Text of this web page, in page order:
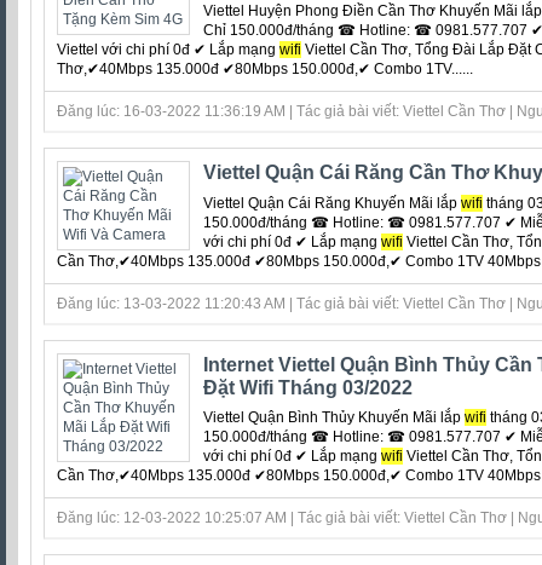
Viettel Huyện Phong Điền Cần Thơ Khuyến Mãi
Chỉ 150.000đ/tháng ☎ Hotline: ☎ 0981.577.707 ✔
Viettel với chi phí 0đ ‎✔ Lắp mạng wifi Viettel Cần Thơ, Tổng Đài Lắp Đặt
Thơ,✔40Mbps 135.000đ ✔80Mbps 150.000đ,✔ Combo 1TV......
Đăng lúc: 16-03-2022 11:36:19 AM | Tác giả bài viết: Viettel Cần Thơ |
Viettel Quận Cái Răng Cần Thơ
Viettel Quận Cái Răng Khuyến Mãi lắp wifi tháng
150.000đ/tháng ☎ Hotline: ☎ 0981.577.707 ✔
với chi phí 0đ ‎✔ Lắp mạng wifi Viettel Cần Thơ,
Cần Thơ,✔40Mbps 135.000đ ✔80Mbps 150.000đ,✔ Combo 1TV 40Mbps
Đăng lúc: 13-03-2022 11:20:43 AM | Tác giả bài viết: Viettel Cần Thơ |
Internet Viettel Quận Bình Thủy
Đặt Wifi Tháng 03/2022
Viettel Quận Bình Thủy Khuyến Mãi lắp wifi tháng
150.000đ/tháng ☎ Hotline: ☎ 0981.577.707 ✔
với chi phí 0đ ‎✔ Lắp mạng wifi Viettel Cần Thơ,
Cần Thơ,✔40Mbps 135.000đ ✔80Mbps 150.000đ,✔ Combo 1TV 40Mbps
Đăng lúc: 12-03-2022 10:25:07 AM | Tác giả bài viết: Viettel Cần Thơ |